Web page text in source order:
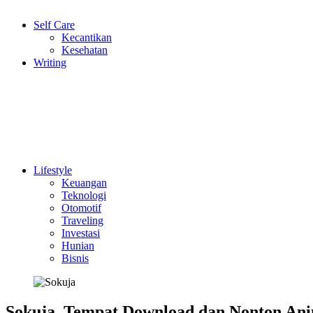
Self Care
Kecantikan
Kesehatan
Writing
Lifestyle
Keuangan
Teknologi
Otomotif
Traveling
Investasi
Hunian
Bisnis